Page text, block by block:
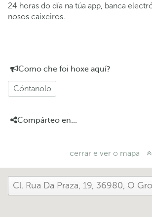
24 horas do día na túa app, banca
nosos caixeiros.
Como che foi hoxe aquí?
Cóntanolo
Compárteo en...
cerrar e ver o mapa